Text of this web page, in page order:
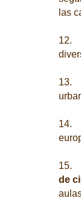
las
12.
13.
14.
15.
de